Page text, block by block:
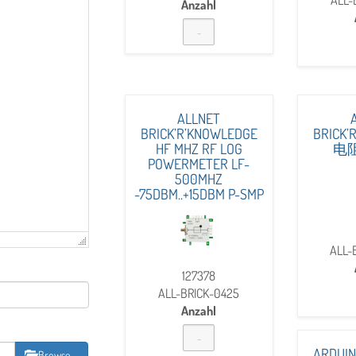
Anzahl
ALLNET
BRICK’R’KNOWLEDGE
HF MHZ RF LOG
POWERMETER LF-
500MHZ
-75DBM..+15DBM P-SMP
127378
ALL-BRICK-0425
Anzahl
电
ALL-